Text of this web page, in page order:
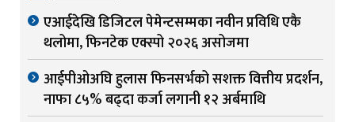
एआईदेखि डिजिटल पेमेन्टसम्मका नवीन प्रविधि एकै
थलोमा, फिनटेक एक्स्पो २०२६ असोजमा
आईपीओअघि हुलास फिनसर्भको सशक्त वित्तीय प्रदर्शन,
नाफा ८५% बढ्दा कर्जा लगानी १२ अर्बमाथि